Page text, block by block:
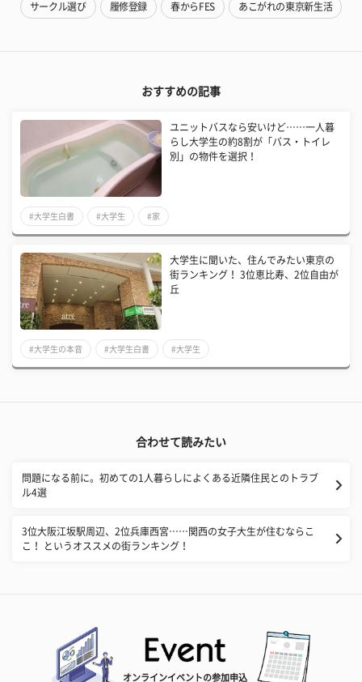
サークル選び 履修登録 春からFES あこがれの東京新生活
おすすめの記事
ユニットバスなら安いけど……一人暮
らし大学生の約8割が「バス・トイレ
別」の物件を選択！
#大学生白書 #大学生 #家
大学生に聞いた、住んでみたい東京の
街ランキング！ 3位恵比寿、2位自由が
丘
#大学生の本音 #大学生白書 #大学生
合わせて読みたい
問題になる前に。初めての1人暮らしによくある近隣住民とのトラブ
ル4選
3位大阪江坂駅周辺、2位兵庫西宮……関西の女子大生が住むならこ
こ！ というオススメの街ランキング！
オンラインイベントの参加申込